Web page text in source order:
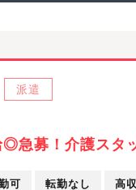
派遣
◎急募！介護スタ
可 転勤なし 高